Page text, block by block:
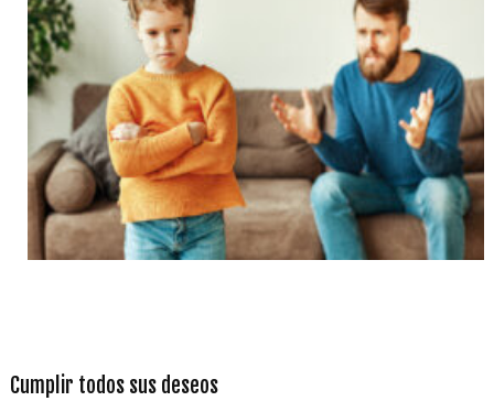
Cumplir todos sus deseos